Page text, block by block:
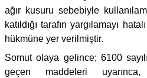
ağır kusuru sebebiyle
katıldığı tarafın yargılamayı
hükmüne yer verilmiştir.
Somut olaya gelince; 6100
geçen maddeleri